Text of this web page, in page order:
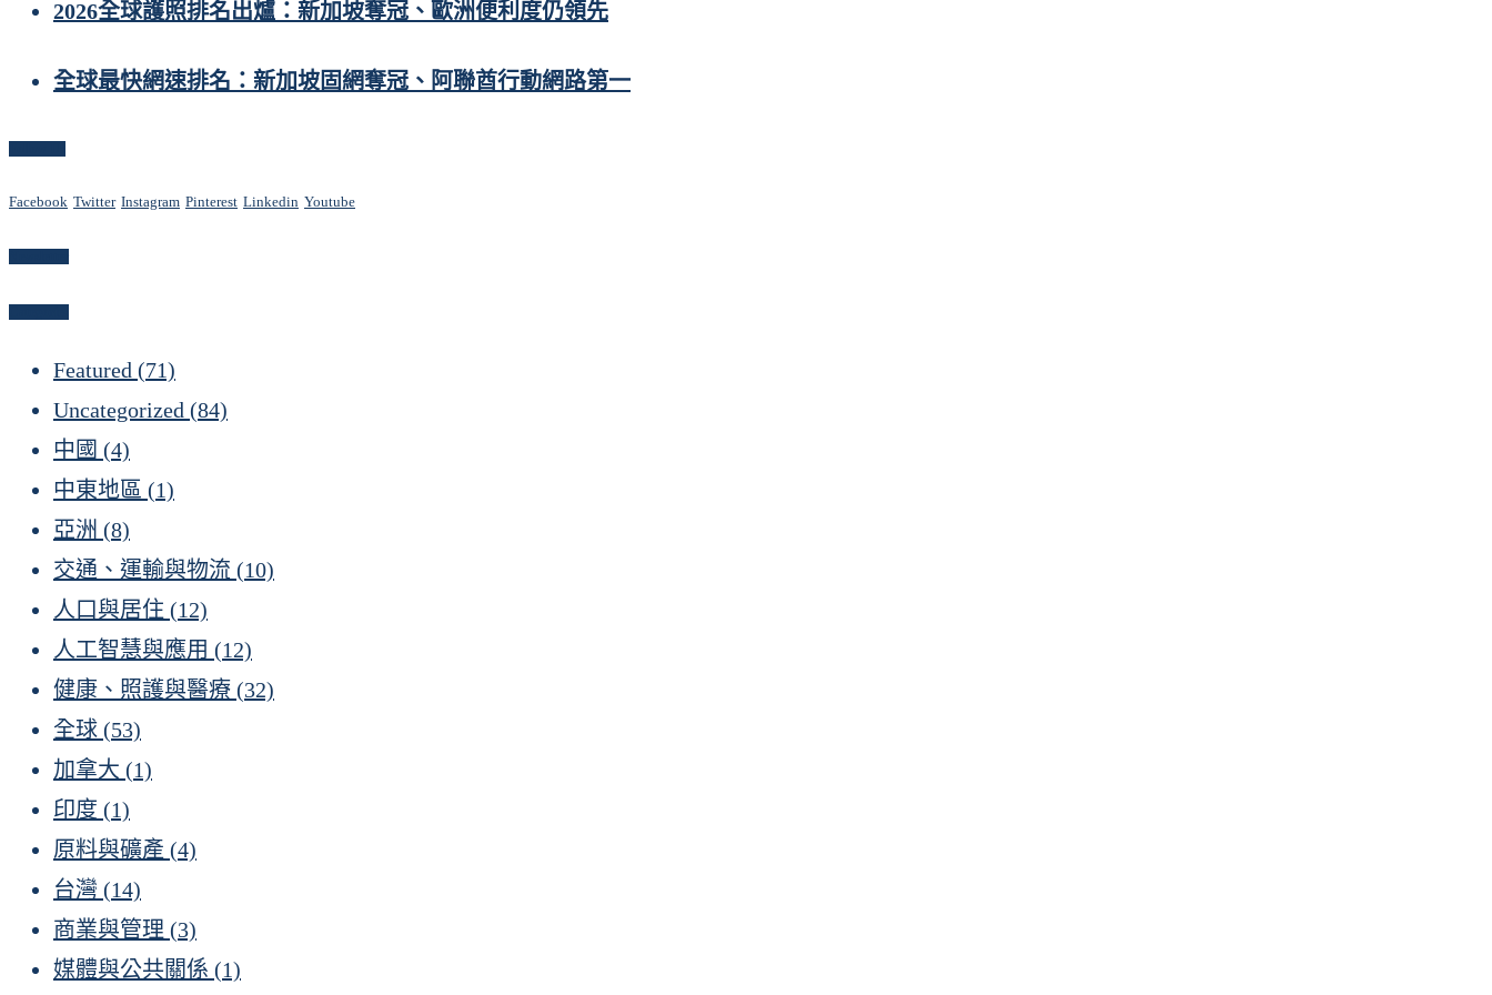
2026全球護照排名出爐：新加坡奪冠、歐洲便利度仍領先
全球最快網速排名：新加坡固網奪冠、阿聯酋行動網路第一
Facebook Twitter Instagram Pinterest Linkedin Youtube
Featured (71)
Uncategorized (84)
中國 (4)
中東地區 (1)
亞洲 (8)
交通、運輸與物流 (10)
人口與居住 (12)
人工智慧與應用 (12)
健康、照護與醫療 (32)
全球 (53)
加拿大 (1)
印度 (1)
原料與礦產 (4)
台灣 (14)
商業與管理 (3)
媒體與公共關係 (1)